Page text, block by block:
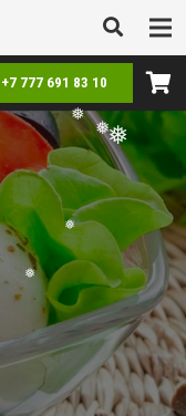
❅
❅
❅
❅
+7 777 691 83 10